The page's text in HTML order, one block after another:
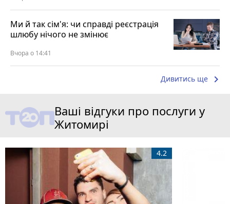
Ми й так сім'я: чи справді реєстрація
шлюбу нічого не змінює
Вчора о 14:41
Дивитись ще keyboard_arrow_right
Ваші відгуки про послуги у
Житомирі
4.2